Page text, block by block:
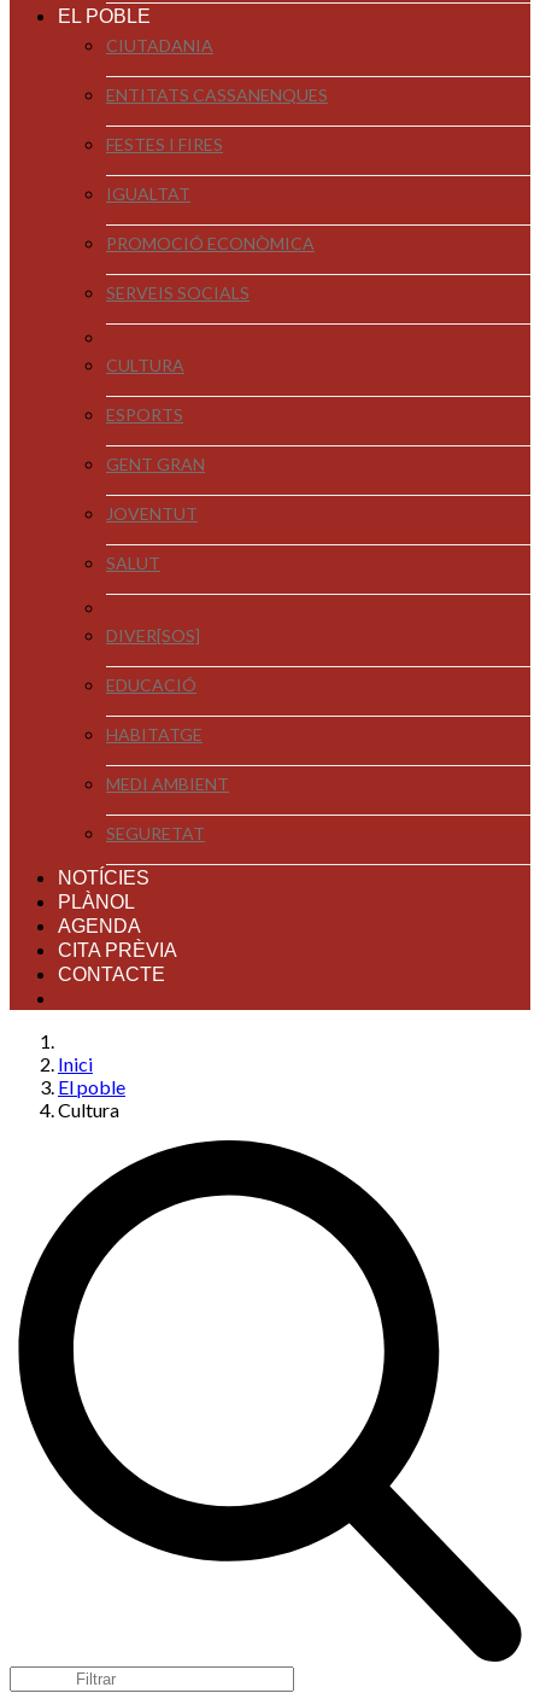
EL POBLE
CIUTADANIA
ENTITATS CASSANENQUES
FESTES I FIRES
IGUALTAT
PROMOCIÓ ECONÒMICA
SERVEIS SOCIALS
CULTURA
ESPORTS
GENT GRAN
JOVENTUT
SALUT
DIVER[SOS]
EDUCACIÓ
HABITATGE
MEDI AMBIENT
SEGURETAT
NOTÍCIES
PLÀNOL
AGENDA
CITA PRÈVIA
CONTACTE
Inici
El poble
Cultura